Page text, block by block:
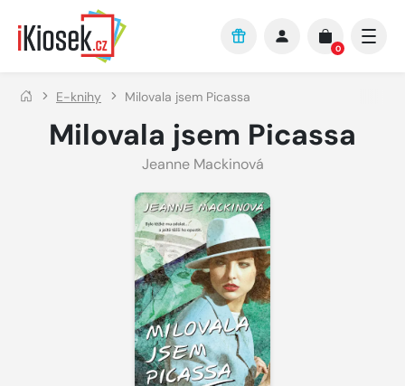
Přejít na hlavní obsah
0
E-knihy Milovala jsem Picassa
Milovala jsem Picassa
Jeanne Mackinová